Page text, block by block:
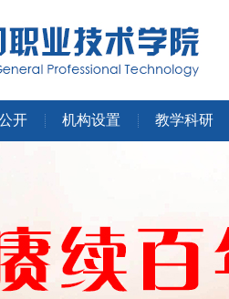
开 机构设置 教学科研